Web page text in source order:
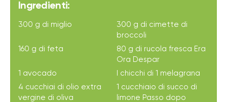
Ingredienti:
300 g di miglio
300 g di cimette di
broccoli
160 g di feta
80 g di rucola fresca Era
Ora Despar
1 avocado
I chicchi di 1 melagrana
4 cucchiai di olio extra
vergine di oliva
1 cucchiaio di succo di
limone Passo dopo